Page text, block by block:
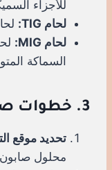
للأجزاء
لحام TIG:
لحام MIG:
السماكة
3. خطوات صيانة ولحام الخزان
تحديد موقع
محلول صابون